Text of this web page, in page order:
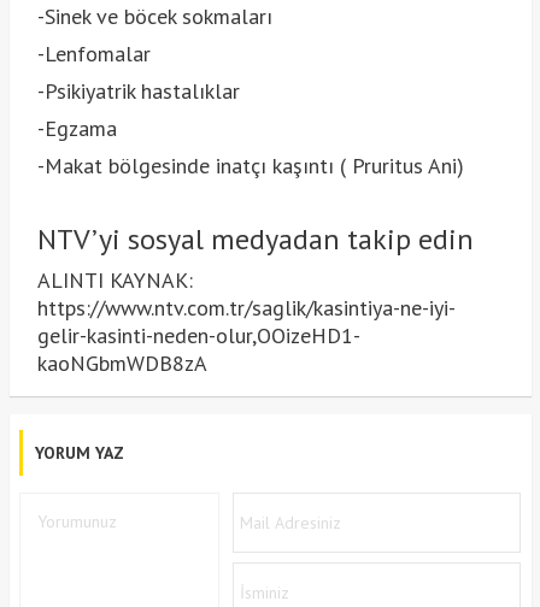
-Sinek ve böcek sokmaları
-Lenfomalar
-Psikiyatrik hastalıklar
-Egzama
-Makat bölgesinde inatçı kaşıntı ( Pruritus Ani)
NTV’yi sosyal medyadan takip edin
ALINTI KAYNAK:
https://www.ntv.com.tr/saglik/kasintiya-ne-iyi-
gelir-kasinti-neden-olur,OOizeHD1-
kaoNGbmWDB8zA
YORUM YAZ